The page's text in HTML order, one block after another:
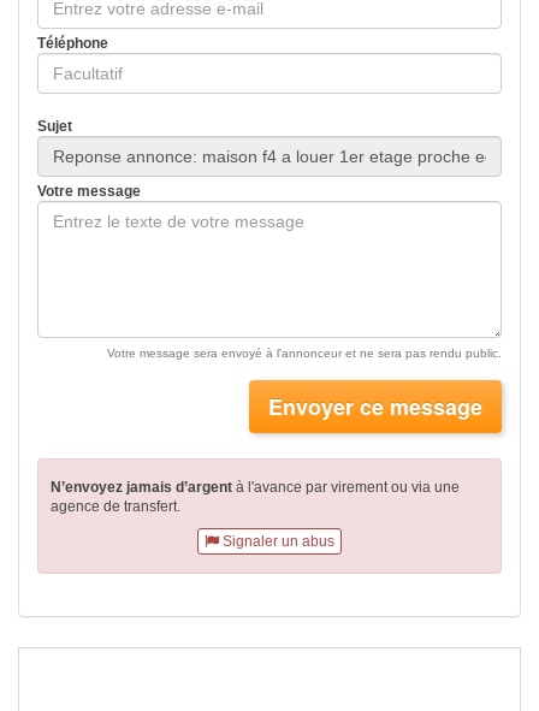
Téléphone
Sujet
Votre message
Votre message sera envoyé à l'annonceur et ne sera pas rendu public.
Envoyer ce message
N’envoyez jamais d’argent à l'avance par virementou via une
agence de transfert.
Signaler un abus